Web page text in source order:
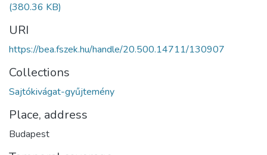
(380.36 KB)
URI
https://bea.fszek.hu/handle/20.500.14711/130907
Collections
Sajtókivágat-gyűjtemény
Place, address
Budapest